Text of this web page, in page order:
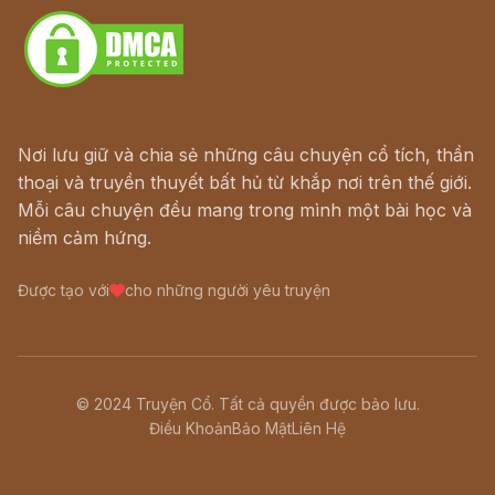
Nơi lưu giữ và chia sẻ những câu chuyện cổ tích, thần
thoại và truyền thuyết bất hủ từ khắp nơi trên thế giới.
Mỗi câu chuyện đều mang trong mình một bài học và
niềm cảm hứng.
Được tạo với cho những người yêu truyện
© 2024 Truyện Cổ. Tất cả quyền được bảo lưu.
Điều KhoảnBảo MậtLiên Hệ